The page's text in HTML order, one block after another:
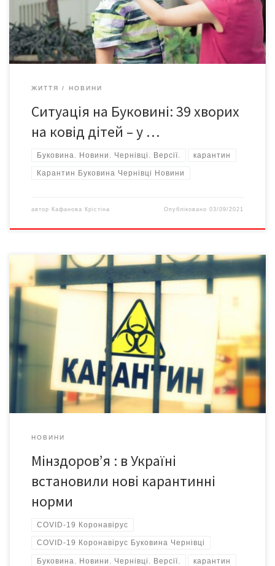
вірусу Дельта більш агресивний щодо дітей, в обласній
дитячій лікарні розгорнули 129 ліжок для […]
ЖИТТЯ НОВИНИ
Ситуація на Буковині: 39 хворих
на ковід дітей – у …
Буковина. Новини. Чернівці. Версії. карантин
Карантин Буковина Чернівці Новини
автор Кафанова Крістіна Опубліковано03/09/2021
Уряд продовжив карантин в Україні до 31 серпня 2021 року,
при цьому на всій території країни встановлюється “зелений”
рівень епідемічної небезпеки. В таких умовах у громадському
транспорті та під час масових заходів або відвідин приміщень
всі учасники мають дотримуватись маскового режиму.
Відповідно робота закладів громадського харчування,
розважальних закладів (нічних клубів), […]
НОВИНИ
Мінздоров’я : в Україні
встановили нові карантинні
норми
COVID-19 Коронавірус
COVID-19 Коронавірус Буковина Чернівці
Буковина. Новини. Чернівці. Версії. карантин